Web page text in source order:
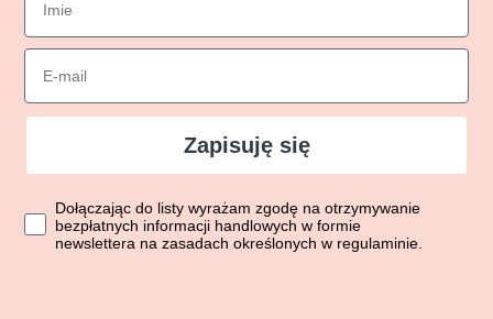
Email
Zapisuję się
Dołączając do listy wyrażasz zgodę na otrzymywanie
Dołączając do listy wyrażam zgodę na otrzymywanie
bezpłatnych informacji handlowych w formie
newslettera na zasadach określonych w regulaminie.